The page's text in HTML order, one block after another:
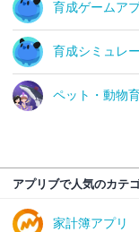
育成ゲームア
育成シミュレ
ペット・動物
アプリブで人気のカテ
家計簿アプリ